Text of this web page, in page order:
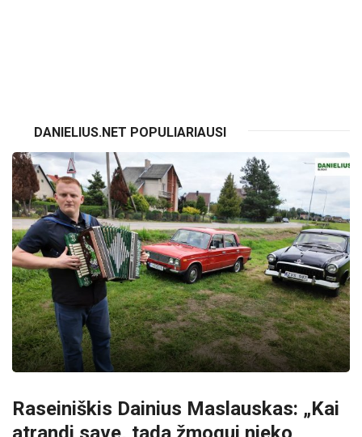
DANIELIUS.NET POPULIARIAUSI
Raseiniškis Dainius Maslauskas: „Kai